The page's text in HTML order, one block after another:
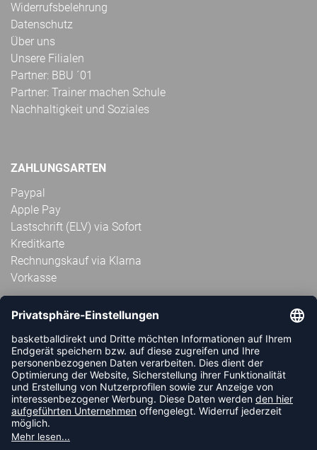
Widerrufsbelehrung
Datenschutz
Über uns
Unsere Filialen
Partner: BBU ´01
Partner: Trainer machen Schule
Nachhaltigkeit und Soziales
ZAHLUNGSARTEN
Paypal
Apple Pay
Lastschrift (ELV) via Sofort
Kreditkarte
Rechnungskauf via Klarna
Vorkasse
ABONNIERE JETZT DEN KOSTENLOSEN
HANDBALLDIREKT-NEWSLETTER UND VERPASSE KEINE
NEUIGKEIT ODER AKTION MEHR.
JETZT ANMELDEN